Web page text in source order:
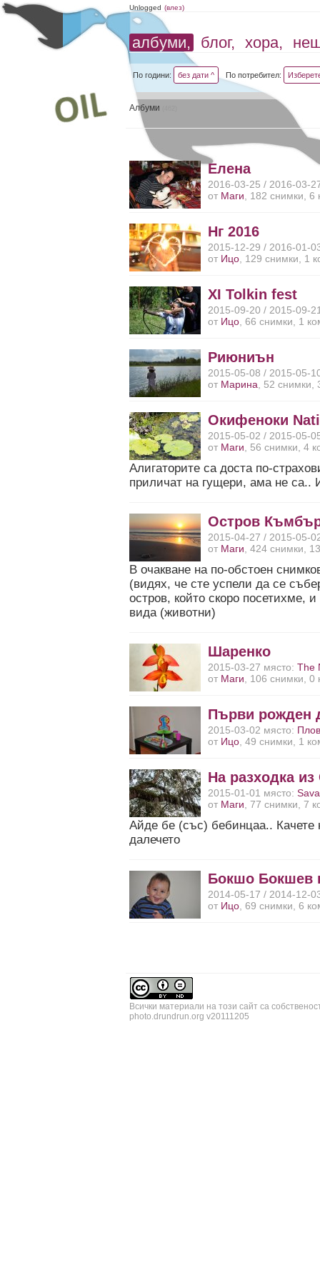
Unlogged (влез)
албуми, блог, хора,
По години: без дати ^ По потребител:
Албуми
Елена
2016-03-25 / 2016-03-
от Маги , 182 снимки,
Нг 2016
2015-12-29 / 2016-01-
от Ицо , 129 снимки, 1
XI Tolkin fest
2015-09-20 / 2015-09-
от Ицо , 66 снимки, 1
Риюниън
2015-05-08 / 2015-05-
от Марина , 52
Окифеноки
2015-05-02 / 2015-05-
от Маги , 56 снимки, 4
Алигаторите са доста по-
приличат на гущери, ама не
Остров
2015-04-27 / 2015-05-
от Маги , 424 снимки,
В очакване на по-обстоен
(видях, че сте успели да се
остров, който скоро посетихме,
вида (животни)
Шаренко
2015-03-27 място:The
от Маги , 106 снимки,
Първи рожден
2015-03-02 място:
от Ицо , 49 снимки, 1
На разходка из
2015-01-01 място:
от Маги , 77 снимки, 7
Айде бе (със) бебинцаа.. Качете
далечето
Бокшо Бокшев
2014-05-17 / 2014-12-
от Ицо , 69 снимки, 6
Всички материали на този сайт са
photo.drundrun.org v20111205